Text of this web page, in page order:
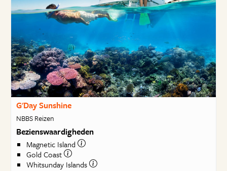
G'Day Sunshine
NBBS Reizen
Bezienswaardigheden
Magnetic Island
Gold Coast
Whitsunday Islands